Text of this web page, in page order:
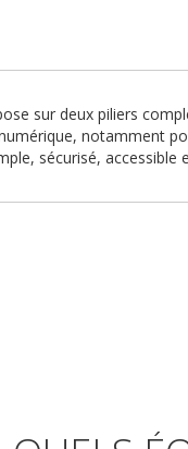
sur deux piliers
notamment
sécurisé,